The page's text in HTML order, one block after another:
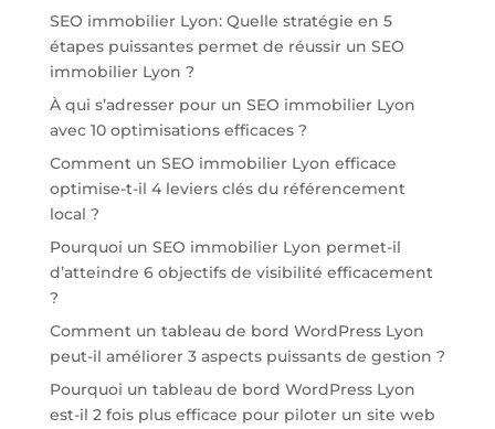
SEO immobilier Lyon: Quelle stratégie en 5
étapes puissantes permet de réussir un SEO
immobilier Lyon ?
À qui s’adresser pour un SEO immobilier Lyon
avec 10 optimisations efficaces ?
Comment un SEO immobilier Lyon efficace
optimise-t-il 4 leviers clés du référencement
local ?
Pourquoi un SEO immobilier Lyon permet-il
d’atteindre 6 objectifs de visibilité efficacement
?
Comment un tableau de bord WordPress Lyon
peut-il améliorer 3 aspects puissants de gestion ?
Pourquoi un tableau de bord WordPress Lyon
est-il 2 fois plus efficace pour piloter un site web